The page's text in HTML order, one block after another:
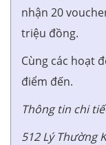
nhận 20
triệu đồng.
Cùng các hoạt
điểm đến.
Thông tin chi
512 Lý Thường